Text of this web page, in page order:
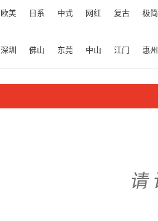
欧美 日系 中式 网红 复古 极简
深圳 佛山 东莞 中山 江门 惠州